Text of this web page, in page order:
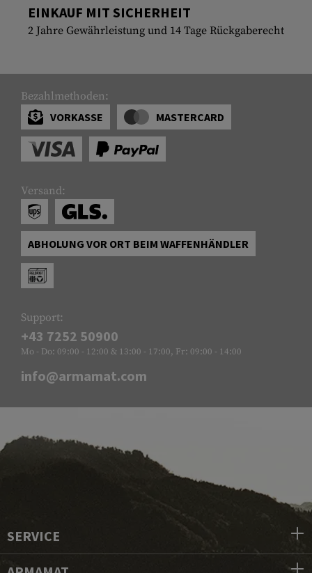
EINKAUF MIT SICHERHEIT
2 Jahre Gewährleistung und 14 Tage Rückgaberecht
Bezahlmethoden:
VORKASSE
MASTERCARD
Versand:
ABHOLUNG VOR ORT BEIM WAFFENHÄNDLER
Support:
+43 7252 50900
Mo - Do: 09:00 - 12:00 & 13:00 - 17:00, Fr: 09:00 - 14:00
info@armamat.com
SERVICE